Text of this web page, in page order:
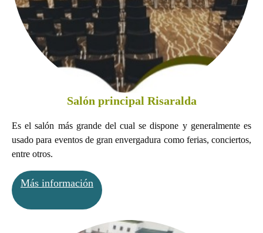
Salón principal Risaralda
Es el salón más grande del cual se dispone y generalmente es
usado para eventos de gran envergadura como ferias, conciertos,
entre otros.
Más información